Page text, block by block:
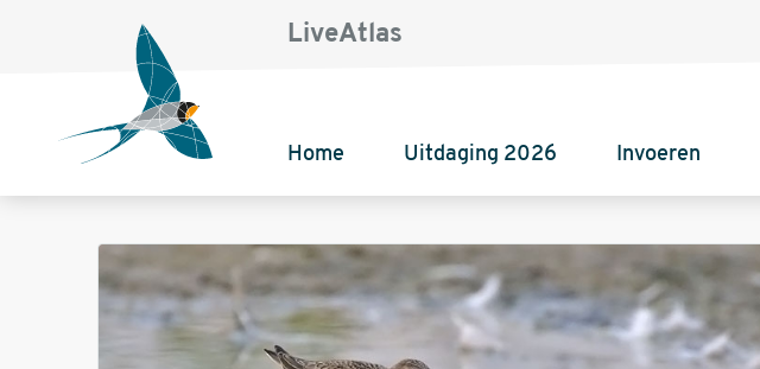
LiveAtlas
Home Uitdaging 2026 Invoeren